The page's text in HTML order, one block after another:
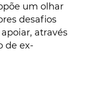
um olhar
desafios
através
de ex-